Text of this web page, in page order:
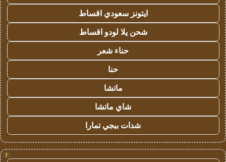
ايتونز سعودي اقساط
شحن يلا لودو اقساط
حناء شعر
حنا
ماتشا
شاي ماتشا
شدات ببجي تمارا
!